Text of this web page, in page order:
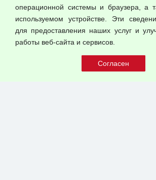
© 2026 ООО "Феникс"
операционной системы и браузера, а
используемом устройстве. Эти
для предоставления наших услуг и
работы веб-сайта и сервисов.